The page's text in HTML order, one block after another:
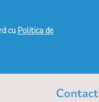
cu Politica de
Contact